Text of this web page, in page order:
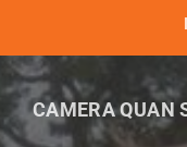
CAMERA QUAN